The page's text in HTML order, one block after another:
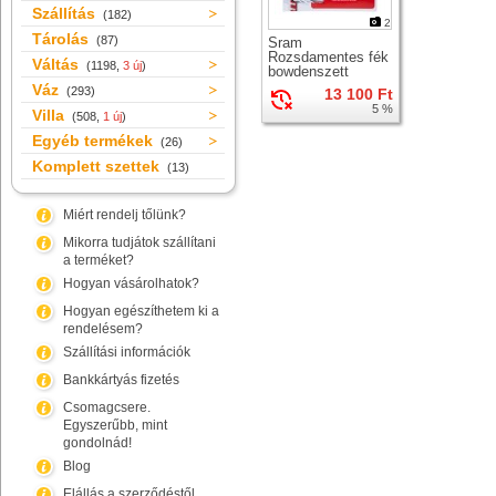
Szállítás (182)
Tárolás (87)
Váltás (1198, 3 új)
Váz (293)
Villa (508, 1 új)
Egyéb termékek (26)
Komplett szettek (13)
Miért rendelj tőlünk?
Mikorra tudjátok szállítani
a terméket?
Hogyan vásárolhatok?
Hogyan egészíthetem ki a
rendelésem?
Szállítási információk
Bankkártyás fizetés
Csomagcsere.
Egyszerűbb, mint
gondolnád!
Blog
2
Sram
Rozsdamentes fék
bowdenszett
13 100 Ft
5 %